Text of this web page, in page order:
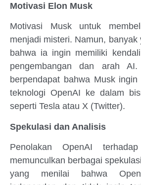
Motivasi Elon Musk
Motivasi Musk untuk
menjadi misteri. Namun, banyak
bahwa ia ingin memiliki
pengembangan dan arah
berpendapat bahwa Musk ingin
teknologi OpenAI ke dalam
seperti Tesla atau X (Twitter).
Spekulasi dan Analisis
Penolakan OpenAI
memunculkan berbagai
yang menilai bahwa